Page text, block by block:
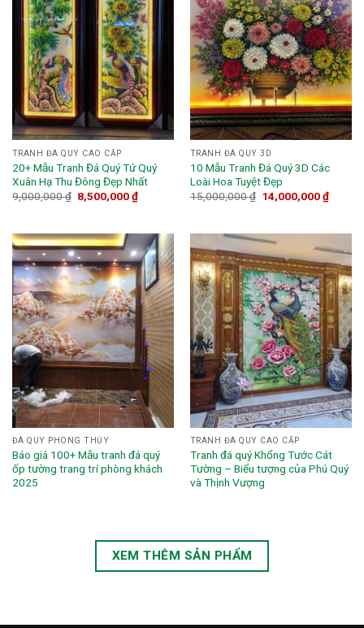
TRANH ĐÁ QUÝ CAO CẤP
20+ Mẫu Tranh Đá Quý Tứ Quý
Xuân Hạ Thu Đông Đẹp Nhất
9,000,000₫ 8,500,000₫
TRANH ĐÁ QUÝ 3D
10 Mẫu Tranh Đá Quý 3D Các
Loài Hoa Tuyệt Đẹp
15,000,000₫ 14,000,000₫
ĐÁ QUÝ PHONG THỦY
Báo giá 100+ Mẫu tranh đá quý
ốp tường trang trí phòng khách
2025
TRANH ĐÁ QUÝ CAO CẤP
Tranh đá quý Khổng Tước Cát
Tường – Biểu tượng của Phú Quý
và Thịnh Vượng
XEM THÊM SẢN PHẨM